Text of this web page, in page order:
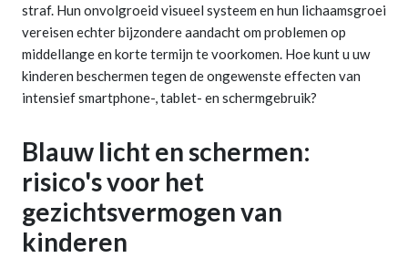
straf. Hun onvolgroeid visueel systeem en hun lichaamsgroei
vereisen echter bijzondere aandacht om problemen op
middellange en korte termijn te voorkomen. Hoe kunt u uw
kinderen beschermen tegen de ongewenste effecten van
intensief smartphone-, tablet- en schermgebruik?
Blauw licht en schermen:
risico's voor het
gezichtsvermogen van
kinderen